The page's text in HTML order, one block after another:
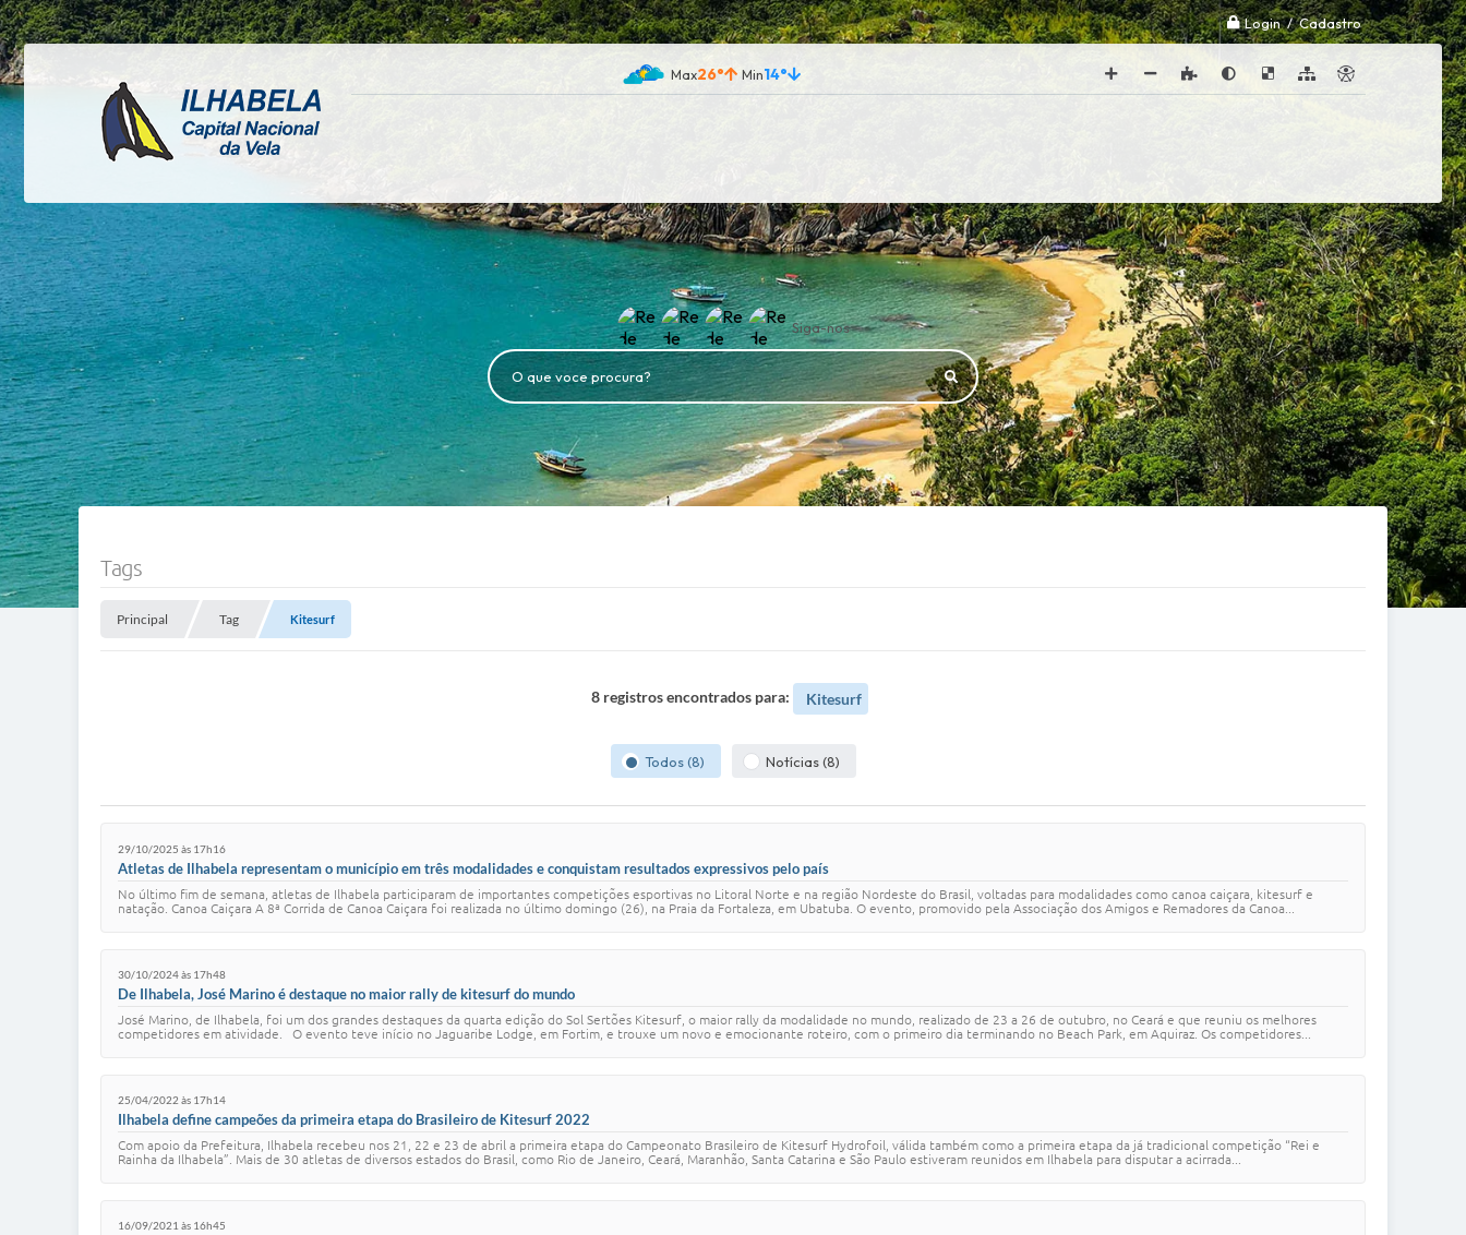
Login / Cadastro
26° 14°
Siga-nos
O que voce procura?
Tags
Principal Tag Kitesurf
8 registros encontrados para: Kitesurf
Todos (8) Notícias (8)
29/10/2025 às 17h16
Atletas de Ilhabela representam o município em três modalidades e conquistam resultados expressivos pelo país
No último fim de semana, atletas de Ilhabela participaram de importantes competições esportivas no Litoral Norte e na região Nordeste do Brasil, voltadas para modalidades como canoa caiçara, kitesurf e
natação. Canoa Caiçara A 8ª Corrida de Canoa Caiçara foi realizada no último domingo (26), na Praia da Fortaleza, em Ubatuba. O evento, promovido pela Associação dos Amigos e Remadores da Canoa...
30/10/2024 às 17h48
De Ilhabela, José Marino é destaque no maior rally de kitesurf do mundo
José Marino, de Ilhabela, foi um dos grandes destaques da quarta edição do Sol Sertões Kitesurf, o maior rally da modalidade no mundo, realizado de 23 a 26 de outubro, no Ceará e que reuniu os melhores
competidores em atividade. O evento teve início no Jaguaribe Lodge, em Fortim, e trouxe um novo e emocionante roteiro, com o primeiro dia terminando no Beach Park, em Aquiraz. Os competidores...
25/04/2022 às 17h14
Ilhabela define campeões da primeira etapa do Brasileiro de Kitesurf 2022
Com apoio da Prefeitura, Ilhabela recebeu nos 21, 22 e 23 de abril a primeira etapa do Campeonato Brasileiro de Kitesurf Hydrofoil, válida também como a primeira etapa da já tradicional competição “Rei e
Rainha da Ilhabela”. Mais de 30 atletas de diversos estados do Brasil, como Rio de Janeiro, Ceará, Maranhão, Santa Catarina e São Paulo estiveram reunidos em Ilhabela para disputar a acirrada...
16/09/2021 às 16h45